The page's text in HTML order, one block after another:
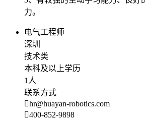
力。
电气工程师
深圳
技术类
本科及以上学历
1人
联系方式
hr@huayan-robotics.com
400-852-9898